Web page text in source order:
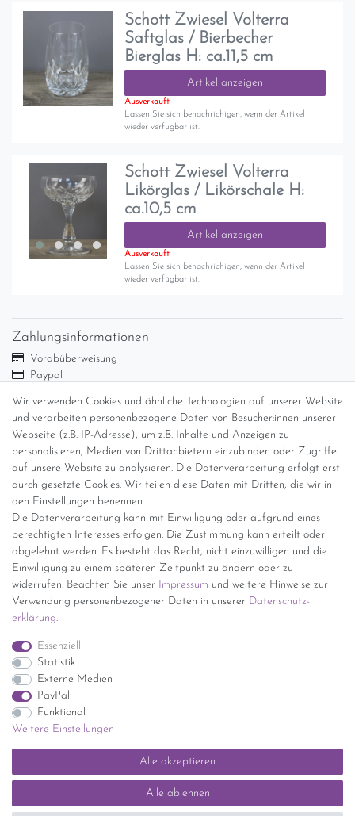
Schott Zwiesel Volterra
Saftglas / Bierbecher
Bierglas H: ca.11,5 cm
Artikel anzeigen
Ausverkauft
Lassen Sie sich benachrichigen, wenn der Artikel
wieder verfügbar ist.
Schott Zwiesel Volterra
Likörglas / Likörschale H:
ca.10,5 cm
Artikel anzeigen
Ausverkauft
Lassen Sie sich benachrichigen, wenn der Artikel
wieder verfügbar ist.
Wir verwenden Cookies und ähnliche Technologien auf unserer Website
und verarbeiten personenbezogene Daten von Besucher:innen unserer
Webseite (z.B. IP-Adresse), um z.B. Inhalte und Anzeigen zu
personalisieren, Medien von Drittanbietern einzubinden oder Zugriffe
auf unsere Website zu analysieren. Die Datenverarbeitung erfolgt erst
durch gesetzte Cookies. Wir teilen diese Daten mit Dritten, die wir in
den Einstellungen benennen.
Die Datenverarbeitung kann mit Einwilligung oder aufgrund eines
berechtigten Interesses erfolgen. Die Zustimmung kann erteilt oder
abgelehnt werden. Es besteht das Recht, nicht einzuwilligen und die
Einwilligung zu einem späteren Zeitpunkt zu ändern oder zu
widerrufen. Beachten Sie unser Impressum und weitere Hinweise zur
Verwendung personenbezogener Daten in unserer Daten­schutz­
erklärung.
Essenziell
Statistik
Externe Medien
PayPal
Funktional
Weitere Einstellungen
Alle akzeptieren
Alle ablehnen
Zahlungsinformationen
Vorabüberweisung
Paypal
Versandinformationen
Versand per GLS (6,90 Euro) oder DHL (8,49 Euro ) inkl. MwSt.
(innerhalb Deutschlands)
kostenfreie Lieferung ab 150 Euro Warenwert (innerhalb
Deutschlands)
Übersicht Internationale Versandkosten
Wir kaufen an
Sie haben zuviel Porzellan im Schrank? Gerne kaufen wir dieses an.
Einfach unverbindliches Angebot anfordern.
*Endpreis inkl. MwSt. (Dieser Artikel unterliegt gem. § 25a
UStG der Differenzbesteuerung, ein Ausweis der
Mehrwertsteuer auf der Rechnung erfolgt nicht.)
Impressum Daten­schutz­erklärung
Vertrag widerrufen Kontakt